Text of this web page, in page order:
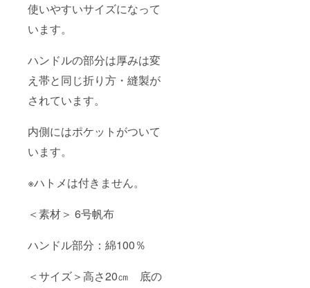
使いやすいサイズになって
います。
ハンドルの部分は厚みは変
え帯と同じ折り方・縫製が
されています。
内側にはポケットがついて
います。
※ハトメは付きません。
＜素材＞ 6号帆布
ハンドル部分：綿100％
＜サイズ＞高さ20㎝ 底の